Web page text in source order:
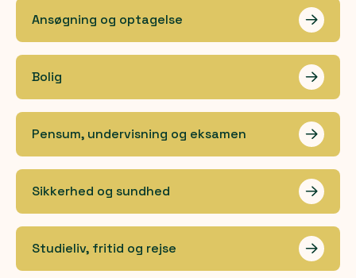
Ansøgning og optagelse Les
Bolig Les
Pensum, undervisning og eksamen Les
Sikkerhed og sundhed Les
Studieliv, fritid og rejse Les